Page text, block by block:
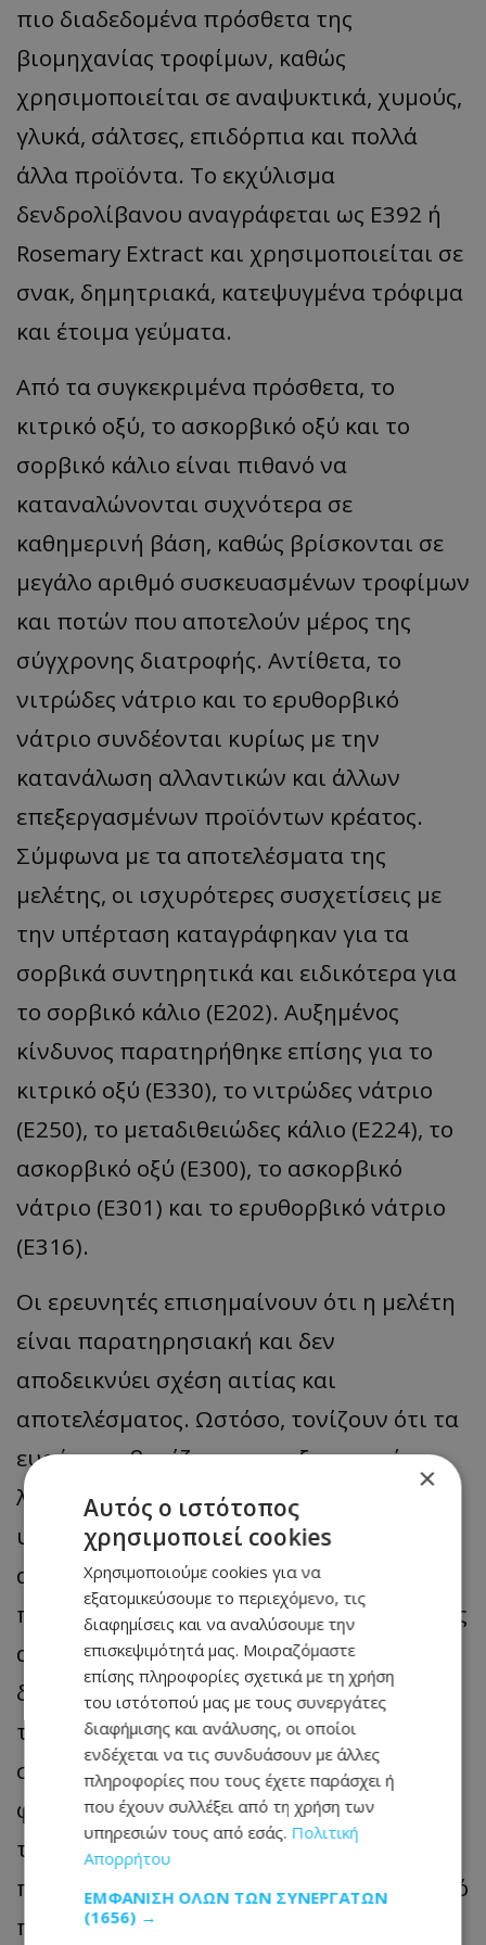
πιο διαδεδομένα πρόσθετα της
βιομηχανίας τροφίμων, καθώς
χρησιμοποιείται σε αναψυκτικά, χυμούς,
γλυκά, σάλτσες, επιδόρπια και πολλά
άλλα προϊόντα. Το εκχύλισμα
δενδρολίβανου αναγράφεται ως E392 ή
Rosemary Extract και χρησιμοποιείται σε
σνακ, δημητριακά, κατεψυγμένα τρόφιμα
και έτοιμα γεύματα.
Από τα συγκεκριμένα πρόσθετα, το
κιτρικό οξύ, το ασκορβικό οξύ και το
σορβικό κάλιο είναι πιθανό να
καταναλώνονται συχνότερα σε
καθημερινή βάση, καθώς βρίσκονται σε
μεγάλο αριθμό συσκευασμένων τροφίμων
και ποτών που αποτελούν μέρος της
σύγχρονης διατροφής. Αντίθετα, το
νιτρώδες νάτριο και το ερυθορβικό
νάτριο συνδέονται κυρίως με την
κατανάλωση αλλαντικών και άλλων
επεξεργασμένων προϊόντων κρέατος.
Σύμφωνα με τα αποτελέσματα της
μελέτης, οι ισχυρότερες συσχετίσεις με
την υπέρταση καταγράφηκαν για τα
σορβικά συντηρητικά και ειδικότερα για
το σορβικό κάλιο (E202). Αυξημένος
κίνδυνος παρατηρήθηκε επίσης για το
κιτρικό οξύ (E330), το νιτρώδες νάτριο
(E250), το μεταδιθειώδες κάλιο (E224), το
ασκορβικό οξύ (E300), το ασκορβικό
νάτριο (E301) και το ερυθορβικό νάτριο
(E316).
Οι ερευνητές επισημαίνουν ότι η μελέτη
είναι παρατηρησιακή και δεν
αποδεικνύει σχέση αιτίας και
αποτελέσματος. Ωστόσο, τονίζουν ότι τα
ευρήματα βασίζονται σε εξαιρετικά
λεπτομερή στοιχεία διατροφής και
υγείας και ότι απαιτείται περαιτέρω
αξιολόγηση των συγκεκριμένων
προσθέτων από τις αρμόδιες ρυθμιστικές
αρχές. Μέχρι να υπάρξουν νεότερα
δεδομένα, οι συγγραφείς σημειώνουν ότι
τα αποτελέσματα ενισχύουν τις
συστάσεις για μεγαλύτερη κατανάλωση
φρέσκων ή ελάχιστα επεξεργασμένων
τροφίμων και περιορισμό των
προϊόντων που περιέχουν μεγάλο αριθμό
πρόσθετων ουσιών.
×
Αυτός ο ιστότοπος
χρησιμοποιεί cookies
Χρησιμοποιούμε cookies για να
εξατομικεύσουμε το περιεχόμενο, τις
διαφημίσεις και να αναλύσουμε την
επισκεψιμότητά μας. Μοιραζόμαστε
επίσης πληροφορίες σχετικά με τη χρήση
του ιστότοπού μας με τους συνεργάτες
διαφήμισης και ανάλυσης, οι οποίοι
ενδέχεται να τις συνδυάσουν με άλλες
πληροφορίες που τους έχετε παράσχει ή
που έχουν συλλέξει από τη χρήση των
υπηρεσιών τους από εσάς. Πολιτική
Απορρήτου
ΕΜΦΆΝΙΣΗ ΌΛΩΝ ΤΩΝ ΣΥΝΕΡΓΑΤΏΝ
(1656) →